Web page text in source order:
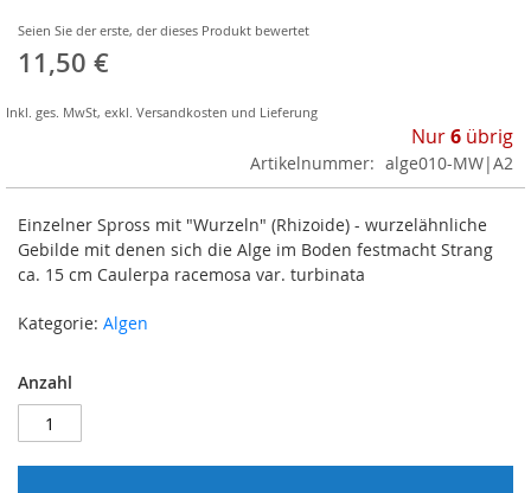
Seien Sie der erste, der dieses Produkt bewertet
11,50 €
Inkl. ges. MwSt, exkl. Versandkosten und Lieferung
Nur6 übrig
Artikelnummer alge010-MW|A2
Einzelner Spross mit "Wurzeln" (Rhizoide) - wurzelähnliche
Gebilde mit denen sich die Alge im Boden festmacht Strang
ca. 15 cm Caulerpa racemosa var. turbinata
Kategorie: Algen
Anzahl